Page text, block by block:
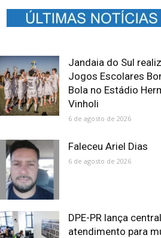
Jandaia do Sul
Jogos Escolares
Bola no Estádio
Vinholi
6 de agosto de 2026
Faleceu Ariel Dias
6 de agosto de 2026
DPE-PR lança
atendimento para